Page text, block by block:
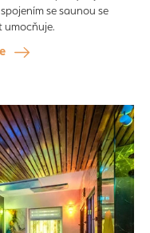
se saunou se
umocňuje.